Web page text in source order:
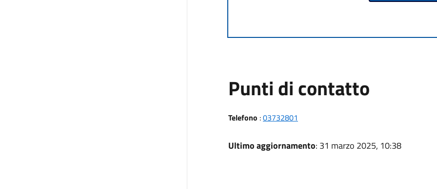
Punti di contatto
Telefono :03732801
Ultimo aggiornamento: 31 marzo 2025, 10:38